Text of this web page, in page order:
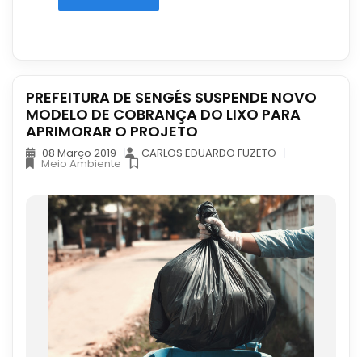
PREFEITURA DE SENGÉS SUSPENDE NOVO
MODELO DE COBRANÇA DO LIXO PARA
APRIMORAR O PROJETO
08 Março 2019 CARLOS EDUARDO FUZETO
Meio Ambiente